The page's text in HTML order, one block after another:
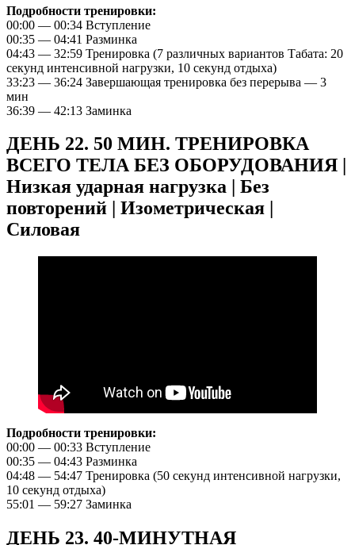
Подробности тренировки:
00:00 — 00:34 Вступление
00:35 — 04:41 Разминка
04:43 — 32:59 Тренировка (7 различных вариантов Табата: 20
секунд интенсивной нагрузки, 10 секунд отдыха)
33:23 — 36:24 Завершающая тренировка без перерыва — 3
мин
36:39 — 42:13 Заминка
ДЕНЬ 22. 50 МИН. ТРЕНИРОВКА
ВСЕГО ТЕЛА БЕЗ ОБОРУДОВАНИЯ |
Низкая ударная нагрузка | Без
повторений | Изометрическая |
Силовая
Подробности тренировки:
00:00 — 00:33 Вступление
00:35 — 04:43 Разминка
04:48 — 54:47 Тренировка (50 секунд интенсивной нагрузки,
10 секунд отдыха)
55:01 — 59:27 Заминка
ДЕНЬ 23. 40-МИНУТНАЯ